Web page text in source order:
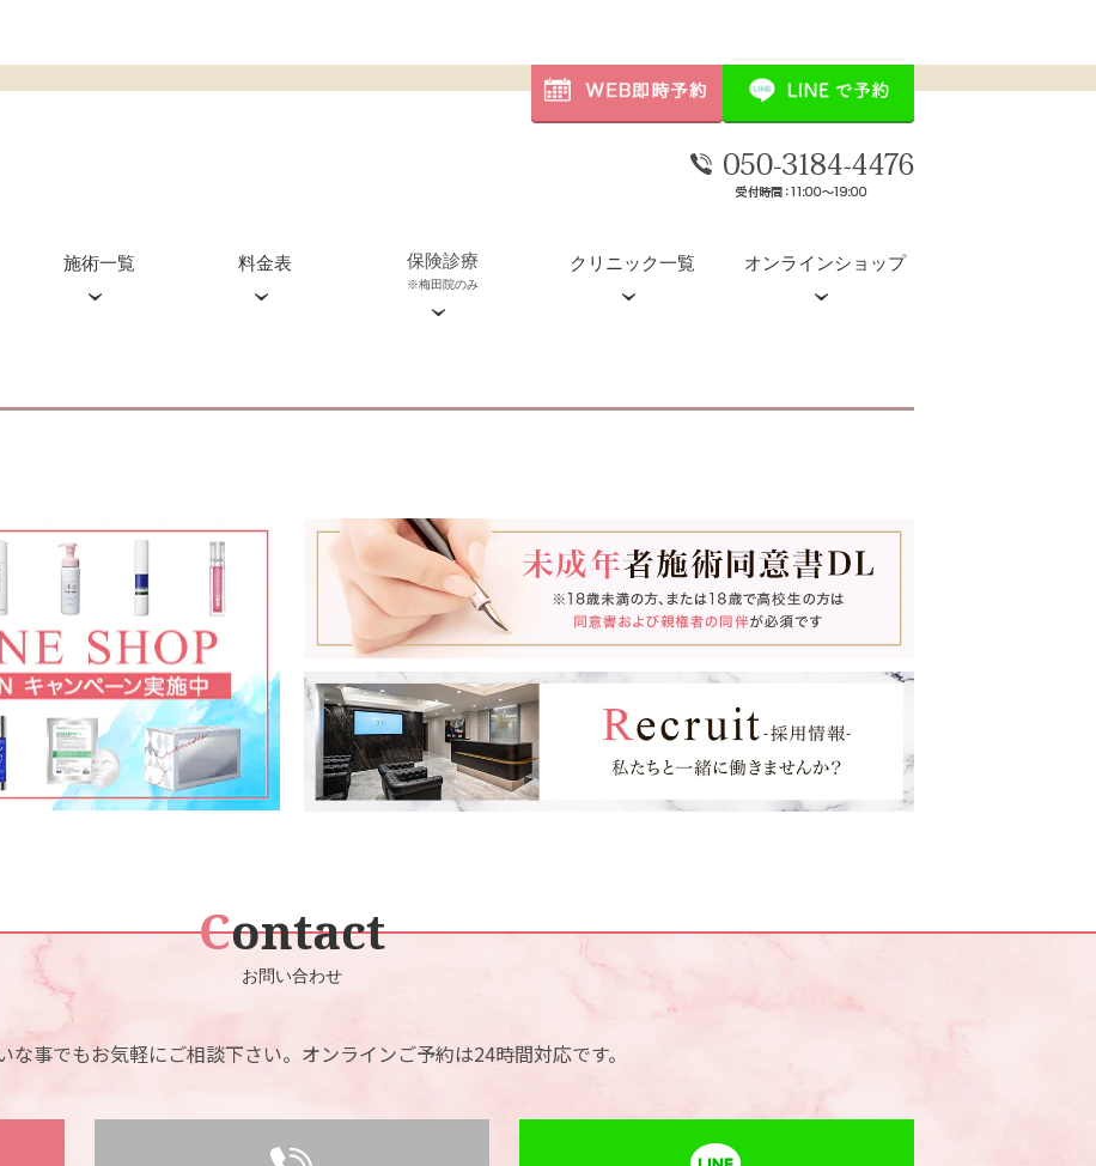
施術一覧
リジュラン注射 ハイドラフェイシャル ウルトラセルQプラス
ダブロゴールド(ボディ) ショッピングリフト 医療脱毛
IPL光治療 マッサージピール GLP-1ダイエット
花粉症ボツリヌス 脂肪溶解注射 点滴・注射Bar
料金表 保険診療
※梅田院のみ
クリニック一覧 オンラインショップ
Contact
お問い合わせ
な事でもお気軽にご相談下さい。 オンラインご予約は24時間対応です。